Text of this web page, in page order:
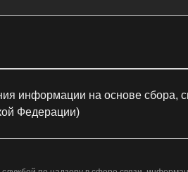
информации на основе сбора,
Федерации)